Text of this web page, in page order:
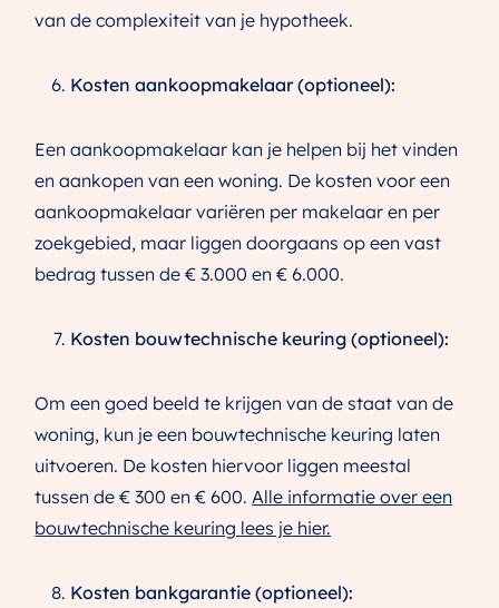
van de complexiteit van je hypotheek.
Kosten aankoopmakelaar (optioneel):
Een aankoopmakelaar kan je helpen bij het vinden
en aankopen van een woning. De kosten voor een
aankoopmakelaar variëren per makelaar en per
zoekgebied, maar liggen doorgaans op een vast
bedrag tussen de € 3.000 en € 6.000.
Kosten bouwtechnische keuring (optioneel):
Om een goed beeld te krijgen van de staat van de
woning, kun je een bouwtechnische keuring laten
uitvoeren. De kosten hiervoor liggen meestal
tussen de € 300 en € 600.Alle informatie over een
bouwtechnische keuring lees je hier.
Kosten bankgarantie (optioneel):